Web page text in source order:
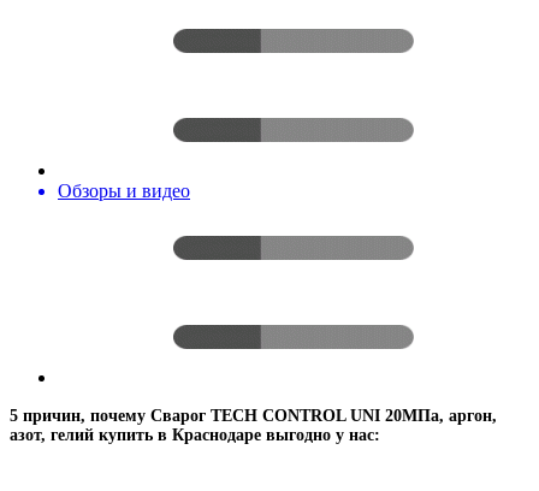
Обзоры и видео
5 причин, почему Сварог TECH CONTROL UNI 20МПа, аргон,
азот, гелий купить в Краснодаре выгодно у нас: